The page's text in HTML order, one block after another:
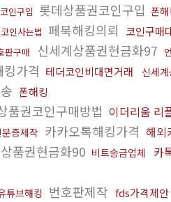
인구입 롯데상품권코인구입 폰해
인사는법 페북해킹의뢰 코인구매
판구매 신세계상품권현금화97
가격 테더코인비대면거래 신세
폰해킹
품권코인구매방법 이더리움 리
분증제작 카카오톡해킹가격 해외
품권현금화90 비트송금업체 카
튜브해킹 번호판제작 fds가격제안